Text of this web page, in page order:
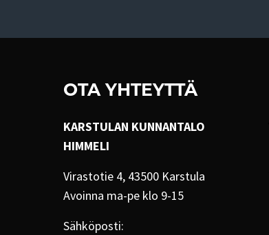
OTA YHTEYTTÄ
KARSTULAN KUNNANTALO
HIMMELI
Virastotie 4, 43500 Karstula
Avoinna ma-pe klo 9-15
Sähköposti: